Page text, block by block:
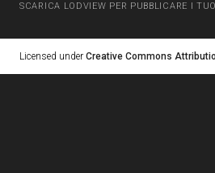
SCARICA LODVIEW PER PUBBLICARE I
Licensed under Creative Commons